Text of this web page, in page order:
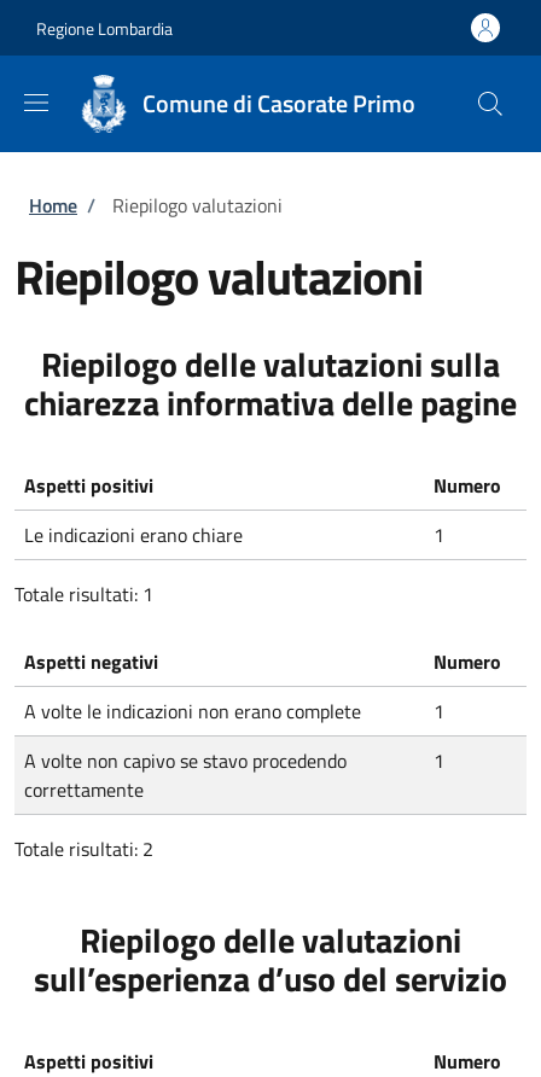
Regione Lombardia
Comune di Casorate Primo
Briciole di pane
Home / Riepilogo valutazioni
Riepilogo valutazioni
Riepilogo delle valutazioni sulla
chiarezza informativa delle pagine
Aspetti positivi
Numero
Le indicazioni erano chiare
1
Totale risultati: 1
Aspetti negativi
Numero
A volte le indicazioni non erano complete
1
A volte non capivo se stavo procedendo
correttamente
1
Totale risultati: 2
Riepilogo delle valutazioni
sull’esperienza d’uso del servizio
Aspetti positivi
Numero